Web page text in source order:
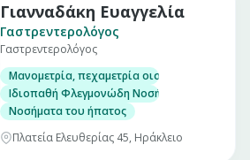
Γιανναδάκη Ευαγγελία
Γαστρεντερολόγος
Γαστρεντερολόγος
Μανομετρία, πεχαμετρία οισοφάγου και
Ιδιοπαθή Φλεγμονώδη Νοσήματα Εντέρου.
Νοσήματα του ήπατος
Πλατεία Ελευθερίας 45, Ηράκλειο